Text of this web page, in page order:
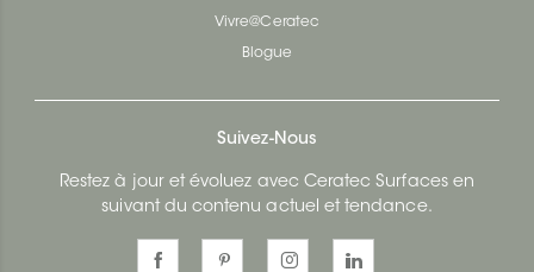
Vivre@Ceratec
Blogue
Suivez-Nous
Restez à jour et évoluez avec Ceratec Surfaces en
suivant du contenu actuel et tendance.